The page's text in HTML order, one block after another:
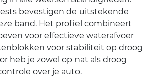
bevestigen de uitstekende
band. Het profiel combineert
voor effectieve waterafvoer
voor stabiliteit op droog
heb je zowel op nat als droog
over je auto.